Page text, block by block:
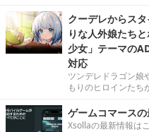
クーデレからス
りな人外娘たち
少女」テーマの
対応
ツンデレドラゴン娘
もりのヒロインたち
ゲームコマース
Xsollaの最新情報は